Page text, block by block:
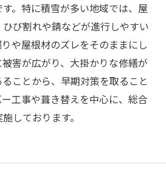
。特に積雪が多い地域では、屋
び割れや錆などが進行しやすい
や屋根材のズレをそのままにし
害が広がり、大掛かりな修繕が
ことから、早期対策を取ること
工事や葺き替えを中心に、総合
しております。